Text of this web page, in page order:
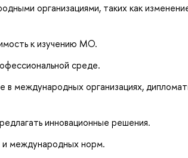
организациями, таких как
к изучению МО.
среде.
в международных организациях,
инновационные решения.
и международных норм.